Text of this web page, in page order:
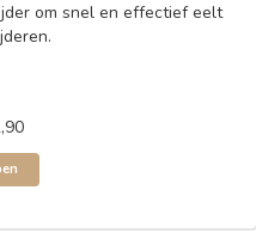
om snel en effectief eelt